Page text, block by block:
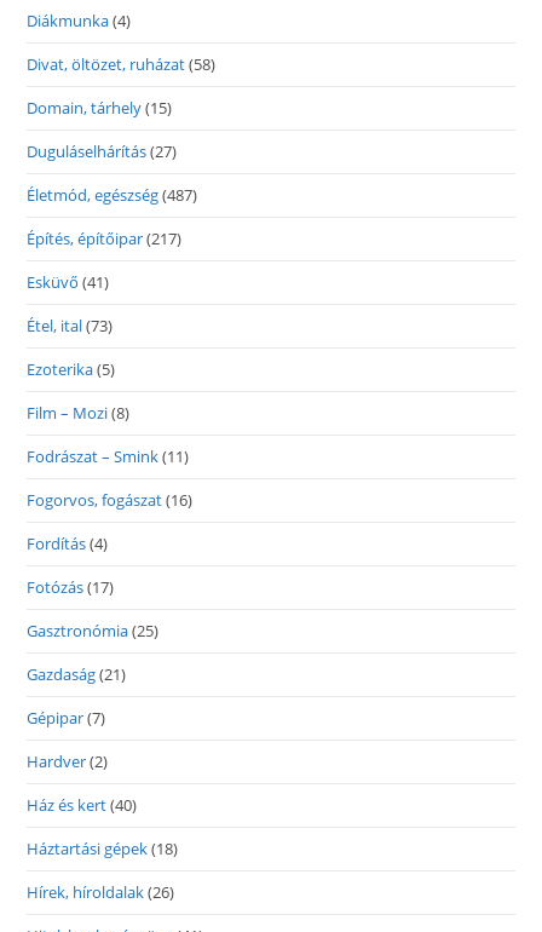
Diákmunka(4)
Divat, öltözet, ruházat(58)
Domain, tárhely(15)
Duguláselhárítás(27)
Életmód, egészség(487)
Építés, építőipar(217)
Esküvő (41)
Étel, ital(73)
Ezoterika(5)
Film – Mozi(8)
Fodrászat – Smink(11)
Fogorvos, fogászat(16)
Fordítás(4)
Fotózás(17)
Gasztronómia(25)
Gazdaság(21)
Gépipar(7)
Hardver(2)
Ház és kert(40)
Háztartási gépek(18)
Hírek, híroldalak(26)